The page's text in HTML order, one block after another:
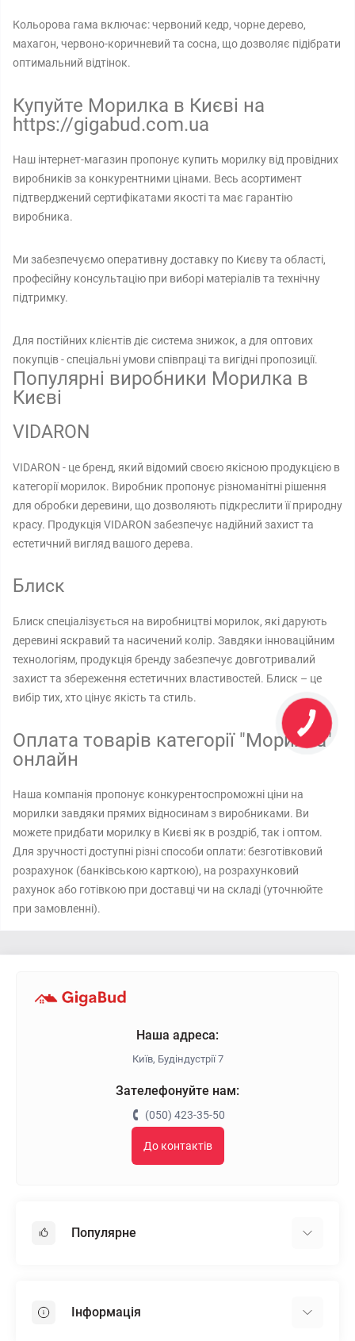
Кольорова гама включає: червоний кедр, чорне дерево,
махагон, червоно-коричневий та сосна, що дозволяє підібрати
оптимальний відтінок.
Купуйте Морилка в Києві на
https://gigabud.com.ua
Наш інтернет-магазин пропонує купить морилку від провідних
виробників за конкурентними цінами. Весь асортимент
підтверджений сертифікатами якості та має гарантію
виробника.
Ми забезпечуємо оперативну доставку по Києву та області,
професійну консультацію при виборі матеріалів та технічну
підтримку.
Для постійних клієнтів діє система знижок, а для оптових
покупців - спеціальні умови співпраці та вигідні пропозиції.
Популярні виробники Морилка в
Києві
VIDARON
VIDARON - це бренд, який відомий своєю якісною продукцією в
категорії морилок. Виробник пропонує різноманітні рішення
для обробки деревини, що дозволяють підкреслити її природну
красу. Продукція VIDARON забезпечує надійний захист та
естетичний вигляд вашого дерева.
Блиск
Блиск спеціалізується на виробництві морилок, які дарують
деревині яскравий та насичений колір. Завдяки інноваційним
технологіям, продукція бренду забезпечує довготривалий
захист та збереження естетичних властивостей. Блиск – це
вибір тих, хто цінує якість та стиль.
Оплата товарів категорії "Морилка"
онлайн
Наша компанія пропонує конкурентоспроможні ціни на
морилки завдяки прямих відносинам з виробниками. Ви
можете придбати морилку в Києві як в роздріб, так і оптом.
Для зручності доступні різні способи оплати: безготівковий
розрахунок (банківською карткою), на розрахунковий
рахунок або готівкою при доставці чи на складі (уточнюйте
при замовленні).
Наша адреса:
Київ, Будіндустрії 7
Зателефонуйте нам:
(050) 423-35-50
До контактів
Популярне
Пінопласт
Інформація